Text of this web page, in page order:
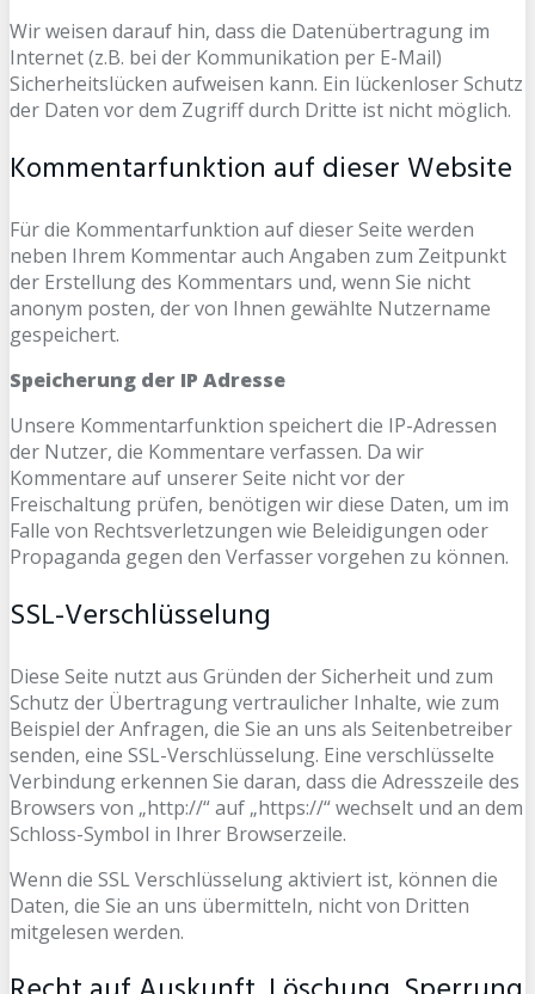
Wir weisen darauf hin, dass die Datenübertragung im
Internet (z.B. bei der Kommunikation per E-Mail)
Sicherheitslücken aufweisen kann. Ein lückenloser Schutz
der Daten vor dem Zugriff durch Dritte ist nicht möglich.
Kommentarfunktion auf dieser Website
Für die Kommentarfunktion auf dieser Seite werden
neben Ihrem Kommentar auch Angaben zum Zeitpunkt
der Erstellung des Kommentars und, wenn Sie nicht
anonym posten, der von Ihnen gewählte Nutzername
gespeichert.
Speicherung der IP Adresse
Unsere Kommentarfunktion speichert die IP-Adressen
der Nutzer, die Kommentare verfassen. Da wir
Kommentare auf unserer Seite nicht vor der
Freischaltung prüfen, benötigen wir diese Daten, um im
Falle von Rechtsverletzungen wie Beleidigungen oder
Propaganda gegen den Verfasser vorgehen zu können.
SSL-Verschlüsselung
Diese Seite nutzt aus Gründen der Sicherheit und zum
Schutz der Übertragung vertraulicher Inhalte, wie zum
Beispiel der Anfragen, die Sie an uns als Seitenbetreiber
senden, eine SSL-Verschlüsselung. Eine verschlüsselte
Verbindung erkennen Sie daran, dass die Adresszeile des
Browsers von „http://“ auf „https://“ wechselt und an dem
Schloss-Symbol in Ihrer Browserzeile.
Wenn die SSL Verschlüsselung aktiviert ist, können die
Daten, die Sie an uns übermitteln, nicht von Dritten
mitgelesen werden.